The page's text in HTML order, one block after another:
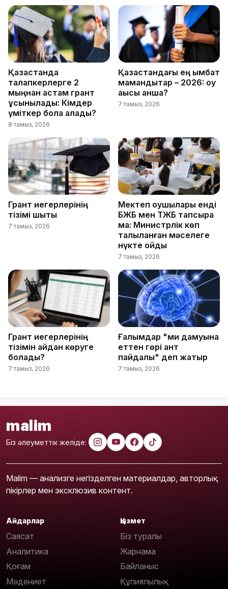
Қазақстанда
талапкерлерге 2
мыңнан астам грант
ұсынылады: Кімдер
үміткер бола алады?
8 тамыз, 2026
Қазақстандағы ең қымбат
мамандықтар – 2026: оқу
ақысы қанша?
7 тамыз, 2026
Грант иегерлерінің
тізімі шықты
7 тамыз, 2026
Мектеп оқушылары енді
БЖБ мен ТЖБ тапсыра
ма: Министрлік көп
талқыланған мәселеге
нүкте қойды
7 тамыз, 2026
Грант иегерлерінің
тізімін қайдан көруге
болады?
7 тамыз, 2026
Ғалымдар "ми дамуына
еттен гөрі қант
пайдалы" деп жатыр
7 тамыз, 2026
malim
Біз әлеуметтік желіде:
Malim — анализге негізделген материалдар, авторлық
пікірлер мен эксклюзив контент.
Айдарлар
Саясат
Аналитика
Қоғам
Мәдениет
Қызмет
Біз туралы
Жарнама
Байланыс
Құпиялылық